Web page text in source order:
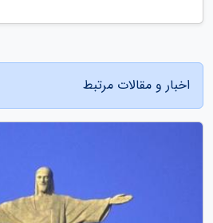
اخبار و مقالات مرتبط